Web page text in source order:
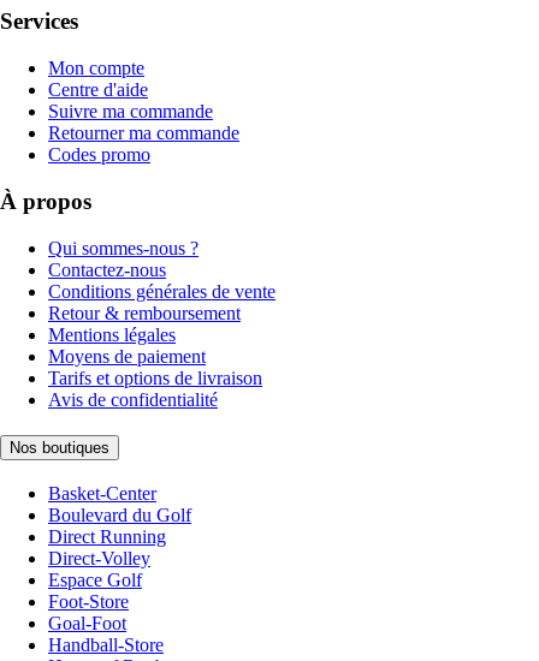
Services
Mon compte
Centre d'aide
Suivre ma commande
Retourner ma commande
Codes promo
À propos
Qui sommes-nous ?
Contactez-nous
Conditions générales de vente
Retour & remboursement
Mentions légales
Moyens de paiement
Tarifs et options de livraison
Avis de confidentialité
Nos boutiques
Basket-Center
Boulevard du Golf
Direct Running
Direct-Volley
Espace Golf
Foot-Store
Goal-Foot
Handball-Store